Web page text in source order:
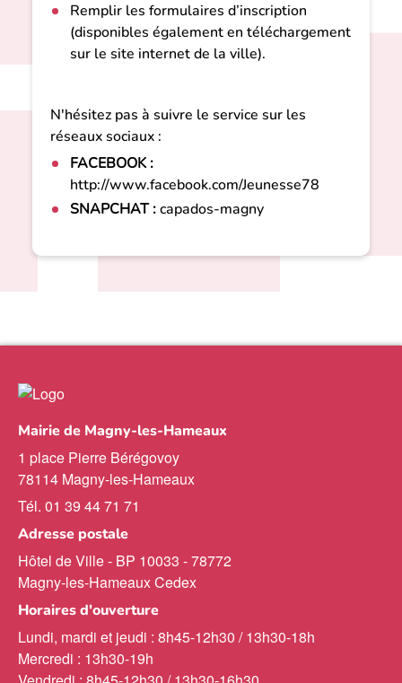
Remplir les formulaires d’inscription
(disponibles également en téléchargement
sur le site internet de la ville).
N'hésitez pas à suivre le service sur les
réseaux sociaux :
FACEBOOK :
http://www.facebook.com/Jeunesse78
SNAPCHAT :capados-magny
Mairie de Magny-les-Hameaux
1 place Pierre Bérégovoy
78114 Magny-les-Hameaux
Tél. 01 39 44 71 71
Adresse postale
Hôtel de Ville - BP 10033 - 78772
Magny-les-Hameaux Cedex
Horaires d'ouverture
Lundi, mardi et jeudi : 8h45-12h30 / 13h30-18h
Mercredi : 13h30-19h